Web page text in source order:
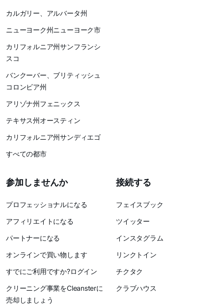
カルガリー、アルバータ州
ニューヨーク州ニューヨーク市
カリフォルニア州サンフランシ
スコ
バンクーバー、ブリティッシュ
コロンビア州
アリゾナ州フェニックス
テキサス州オースティン
カリフォルニア州サンディエゴ
すべての都市
参加しませんか
プロフェッショナルになる
アフィリエイトになる
パートナーになる
オンラインで買い物します
すでにご利用ですか?ログイン
クリーニング事業をCleansterに
売却しましょう
接続する
フェイスブック
ツイッター
インスタグラム
リンクトイン
チクタク
クラブハウス